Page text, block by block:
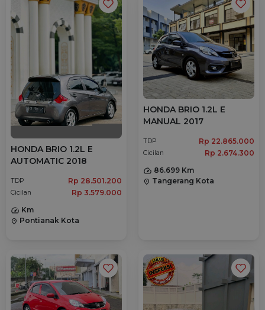
HONDA BRIO 1.2L E
AUTOMATIC 2018
TDP Rp 28.501.200
Cicilan
Rp 3.579.000
Km
location_on Pontianak Kota
HONDA BRIO 1.2L E
MANUAL 2017
TDP Rp 22.865.000
Cicilan
Rp 2.674.300
86.699 Km
location_on Tangerang Kota